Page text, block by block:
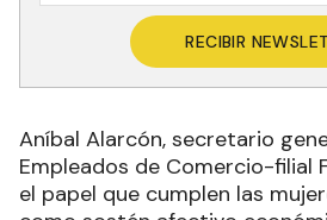
RECIBIR
Aníbal Alarcón, secretario
Empleados de Comercio-filial
el papel que cumplen las